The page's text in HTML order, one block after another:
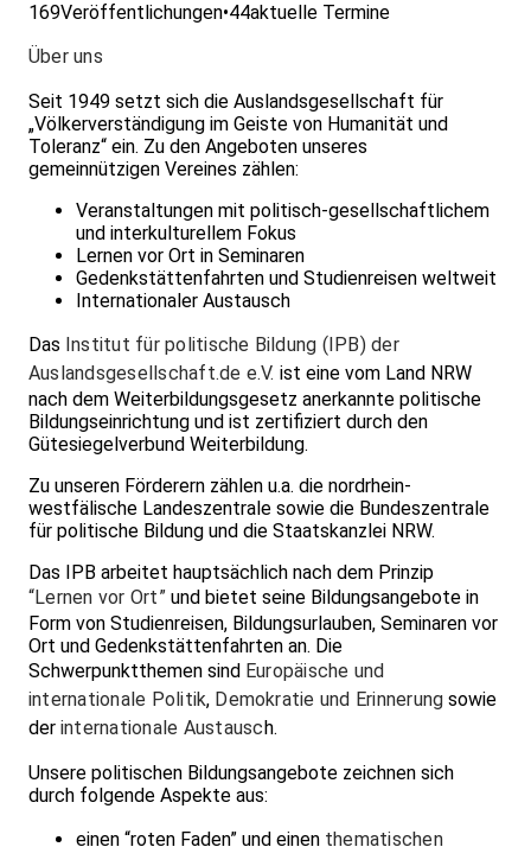
169Veröffentlichungen•44aktuelle Termine
Über uns
Seit 1949 setzt sich die Auslandsgesellschaft für
„Völkerverständigung im Geiste von Humanität und
Toleranz“ ein. Zu den Angeboten unseres
gemeinnützigen Vereines zählen:
Veranstaltungen mit politisch-gesellschaftlichem
und interkulturellem Fokus
Lernen vor Ort in Seminaren
Gedenkstättenfahrten und Studienreisen weltweit
Internationaler Austausch
Das Institut für politische Bildung (IPB) der
Auslandsgesellschaft.de e.V. ist eine vom Land NRW
nach dem Weiterbildungsgesetz anerkannte politische
Bildungseinrichtung und ist zertifiziert durch den
Gütesiegelverbund Weiterbildung.
Zu unseren Förderern zählen u.a. die nordrhein-
westfälische Landeszentrale sowie die Bundeszentrale
für politische Bildung und die Staatskanzlei NRW.
Das IPB arbeitet hauptsächlich nach dem Prinzip
“Lernen vor Ort”und bietet seine Bildungsangebote in
Form von Studienreisen, Bildungsurlauben, Seminaren vor
Ort und Gedenkstättenfahrten an. Die
Schwerpunktthemen sind Europäische und
internationale Politik, Demokratie und Erinnerung sowie
der internationale Austausc h.
Unsere politischen Bildungsangebote zeichnen sich
durch folgende Aspekte aus:
einen “roten Faden” und einen thematischen